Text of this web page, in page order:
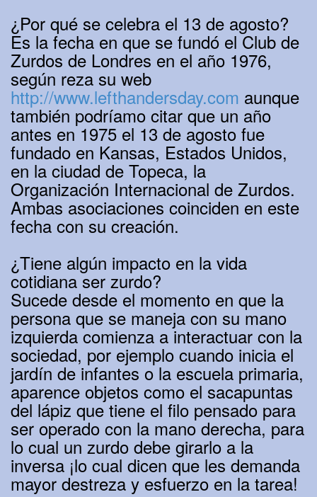
¿Por qué se celebra el 13 de agosto?
Es la fecha en que se fundó el Club de
Zurdos de Londres en el año 1976,
según reza su web
http://www.lefthandersday.com aunque
también podríamo citar que un año
antes en 1975 el 13 de agosto fue
fundado en Kansas, Estados Unidos,
en la ciudad de Topeca, la
Organización Internacional de Zurdos.
Ambas asociaciones coinciden en este
fecha con su creación.
¿Tiene algún impacto en la vida
cotidiana ser zurdo?
Sucede desde el momento en que la
persona que se maneja con su mano
izquierda comienza a interactuar con la
sociedad, por ejemplo cuando inicia el
jardín de infantes o la escuela primaria,
aparence objetos como el sacapuntas
del lápiz que tiene el filo pensado para
ser operado con la mano derecha, para
lo cual un zurdo debe girarlo a la
inversa ¡lo cual dicen que les demanda
mayor destreza y esfuerzo en la tarea!